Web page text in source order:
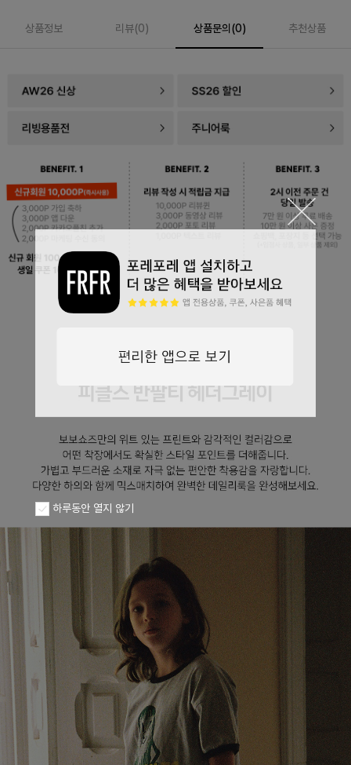
상품정보 리뷰(0) 상품문의(0) 추천상품
하루동안 열지 않기